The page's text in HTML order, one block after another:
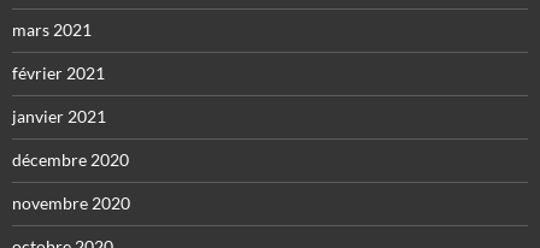
mars 2021
février 2021
janvier 2021
décembre 2020
novembre 2020